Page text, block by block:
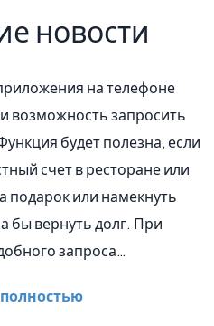
новости
созданного в России
на 09.06.2015. В тот же
участники
откроется конференция ИТ-
разработкой
Про новый город
от Казани…
полностью